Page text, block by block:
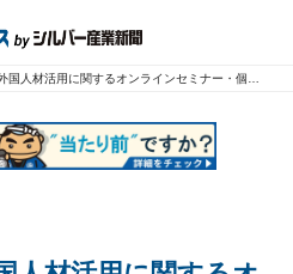
材活用に関するオンラインセミナー・個別相談会（有老協）